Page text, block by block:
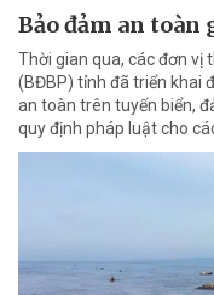
Bảo đảm an toàn
Thời gian qua, các đơn vị
(BĐBP) tỉnh đã triển khai
an toàn trên tuyến biển,
quy định pháp luật cho